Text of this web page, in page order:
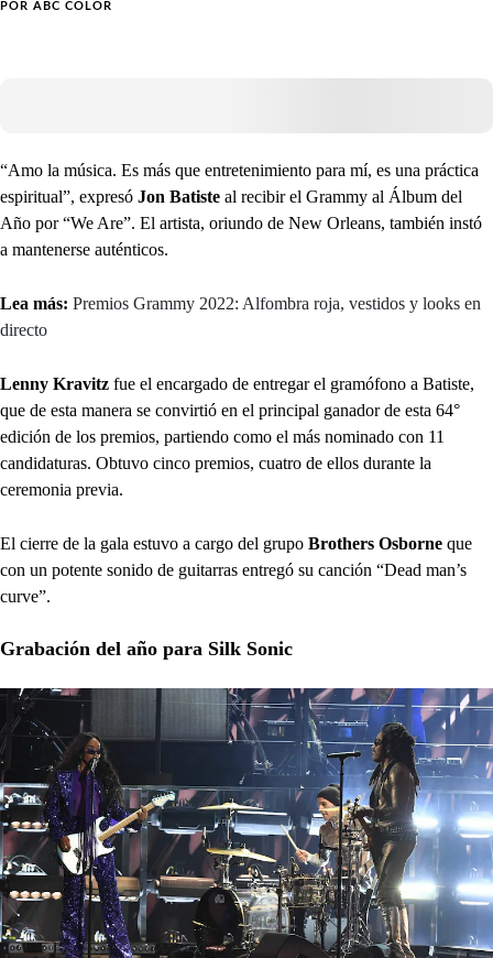
POR ABC COLOR
“Amo la música. Es más que entretenimiento para mí, es una práctica
espiritual”, expresó Jon Batiste al recibir el Grammy al Álbum del
Año por “We Are”. El artista, oriundo de New Orleans, también instó
a mantenerse auténticos.
Lea más: Premios Grammy 2022: Alfombra roja, vestidos y looks en
directo
Lenny Kravitz fue el encargado de entregar el gramófono a Batiste,
que de esta manera se convirtió en el principal ganador de esta 64°
edición de los premios, partiendo como el más nominado con 11
candidaturas. Obtuvo cinco premios, cuatro de ellos durante la
ceremonia previa.
El cierre de la gala estuvo a cargo del grupo Brothers Osborne que
con un potente sonido de guitarras entregó su canción “Dead man’s
curve”.
Grabación del año para Silk Sonic